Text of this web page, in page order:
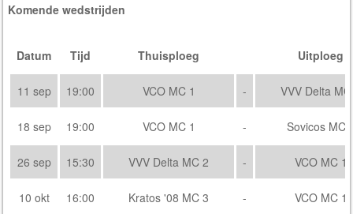
Komende wedstrijden
Datum Tijd Thuisploeg Uitploeg
11 sep 19:00 VCO MC 1 - VVV Delta
18 sep 19:00 VCO MC 1 - Sovicos MC
26 sep 15:30 VVV Delta MC 2 - VCO MC 1
10 okt 16:00 Kratos '08 MC 3 - VCO MC 1